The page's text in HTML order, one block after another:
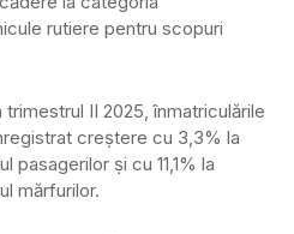
rutiere pentru scopuri
II 2025, înmatriculările
creṣtere cu 3,3% la
pasagerilor ṣi cu 11,1% la
mărfurilor.